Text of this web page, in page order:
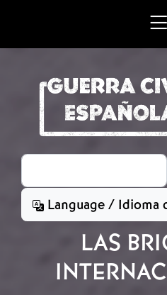
Search
Language / Idioma
LAS